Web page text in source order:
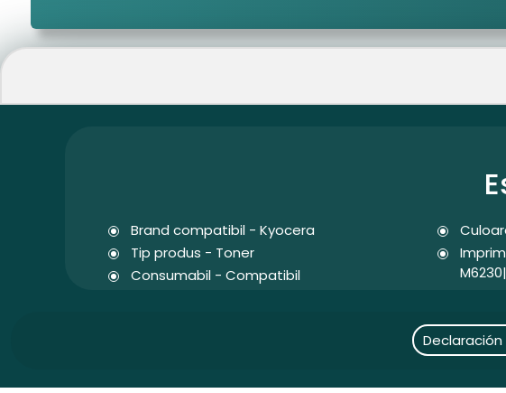
Brand compatibil - Kyocera
Tip produs - Toner
Consumabil - Compatibil